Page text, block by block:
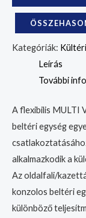
Kategóriák:
Leírás
További
A flexibilis MULTI
beltéri egység
alkalmazkodik a
Az oldalfali/
konzolos beltéri
különböző